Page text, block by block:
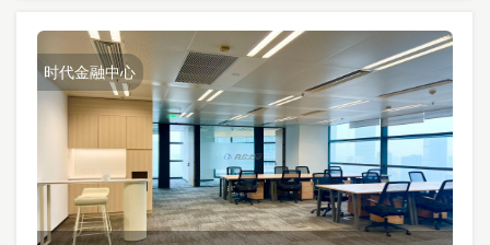
时代金融中心